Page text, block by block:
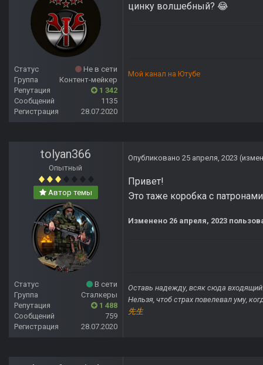
Статус
Не в сети
Группа
Контент-мейкер
Репутация
1 342
Сообщений
1135
Регистрация
28.07.2020
цинку волшебный? 😂
Мой канал на Ютубе
tolyan366
Опытный
Автор темы
Статус
В сети
Группа
Сталкеры
Репутация
1 488
Сообщений
759
Регистрация
28.07.2020
Опубликовано 25 апреля, 2023
Привет!
Это таже коробка с
Изменено 26 апреля, 2023
Оставь надежду, всяк сюда
Нельзя, чтоб страх повелевал уму,
先生